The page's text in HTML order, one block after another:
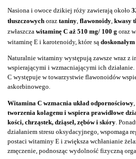
Nasiona i owoce dzikiej róży zawierają około
tłuszczowych oraz taniny, flawonoidy, kwasy
zwłaszcza witaminę C aż 510 mg/ 100 g oraz
witaminę E i karotenoidy, które są
Naturalnie witaminy występują zawsze wraz z
wspierającymi i wzmacniającymi ich
C występuje w towarzystwie flawonoidów
askorbinowego.
Witamina C wzmacnia układ odpornościowy,
tworzenia kolagenu i wspiera prawidłowe
kości, chrząstek, dziąseł, zębów i skóry.
działaniem stresu oksydacyjnego, wspomaga
postaci witaminy E i zwiększa wchłanianie
zmęczenie, podnosząc wydolność fizyczną